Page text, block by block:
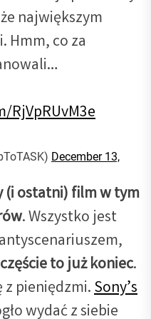
największym
Hmm, co za
RjVpRUvM3e
December 13,
(i ostatni) film w tym
. Wszystko jest
to już koniec.
z pieniędzmi.Sony’s
wydać z siebie